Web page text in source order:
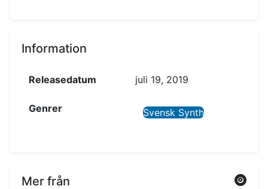
Information
Releasedatum juli 19, 2019
Genrer Svensk Synth
Mer från